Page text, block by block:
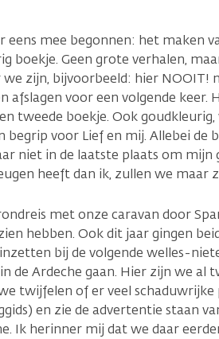
eens mee begonnen: het maken
boekje. Geen grote verhalen,
we zijn, bijvoorbeeld: hier
afslagen voor een volgende keer.
tweede boekje. Ook
begrip voor Lief en mij. Allebei de
niet in de laatste plaats om
heeft dan ik, zullen we maar
met onze caravan door
hebben. Ook dit jaar gingen
bij de volgende welles-
de Ardeche gaan. Hier zijn we al
twijfelen of er veel schaduwrijke
en zie de advertentie staan
Ik herinner mij dat we daar